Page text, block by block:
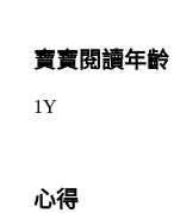
寶寶閱讀年齡
1Y
心得